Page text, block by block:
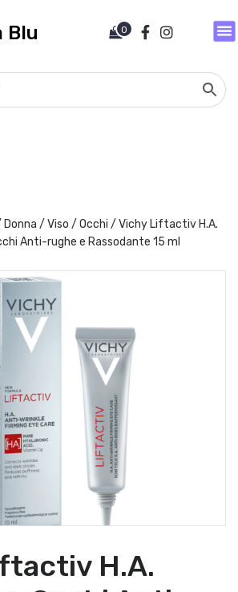
Blu 0
Donna / Viso / Occhi / Vichy Liftactiv H.A.
Anti-rughe e Rassodante 15 ml
H.A.